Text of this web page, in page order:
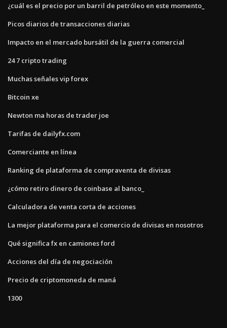
¿cuál es el precio por un barril de petróleo en este momento_
Picos diarios de transacciones diarias
Impacto en el mercado bursátil de la guerra comercial
24 7 cripto trading
Muchas señales vip forex
Bitcoin xe
Newton ma horas de trader joe
Tarifas de dailyfx.com
Comerciante en línea
Ranking de plataforma de compraventa de divisas
¿cómo retiro dinero de coinbase al banco_
Calculadora de venta corta de acciones
La mejor plataforma para el comercio de divisas en nosotros
Qué significa fx en camiones ford
Acciones del día de negociación
Precio de criptomoneda de maná
1300